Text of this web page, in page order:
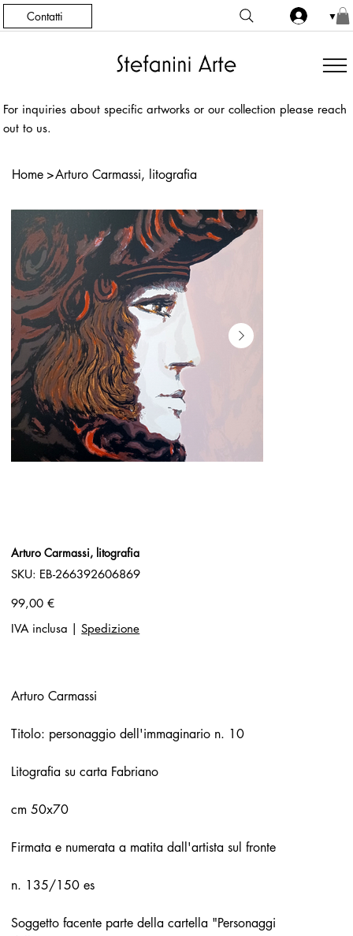
Contatti ▼
For inquiries about specific artworks or our collection please reach
out to us.
Home >Arturo Carmassi, litografia
Arturo Carmassi, litografia
SKU:
SKU
EB-
EB-266392606869
Prezzo
99,00 €
IVA inclusa
Spedizione
Arturo Carmassi
Titolo: personaggio dell'immaginario n. 10
Litografia su carta Fabriano
cm 50x70
Firmata e numerata a matita dall'artista sul fronte
n. 135/150 es
Soggetto facente parte della cartella "Personaggi